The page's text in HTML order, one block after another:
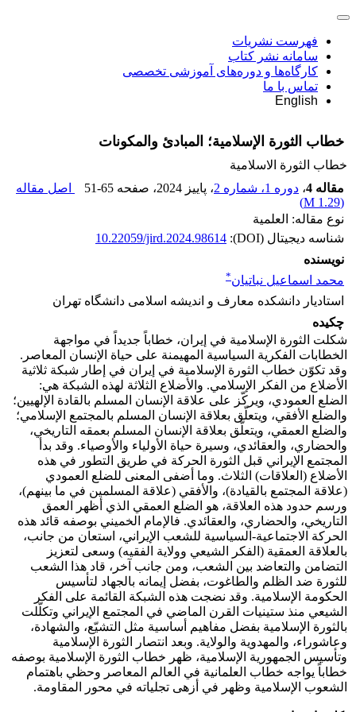
فهرست نشریات
سامانه نشر کتاب
کارگاه‌ها و دوره‌های آموزشی تخصصی
تماس با ما
English
خطاب الثورة الإسلامية؛ المبادئ والمكونات
خطاب الثورة الاسلامیة
مقاله 4
، دوره 1، شماره 2 ، پاییز 2024 ، صفحه 51-65
اصل مقاله
(
1.29 M
)
نوع مقاله: العلمية
شناسه دیجیتال (DOI):
10.22059/jird.2024.98614
نویسنده
محمد اسماعیل نباتیان*
استادیار دانشکده معارف و اندیشه اسلامی دانشگاه تهران
چکیده
شکلت الثورة الإسلامیة في إیران، خطاباً جدیداً في مواجهة
الخطابات الفکریة السیاسیة المهیمنة علی حیاة الإنسان المعاصر.
وقد تکوّن خطاب الثورة الإسلامیة في إیران في إطار شبکة ثلاثیة
الأضلاع من الفکر الإسلامي. والأضلاع الثلاثة لهذه الشبکة هي:
الضلع العمودي، ویرکّز علی علاقة الإنسان المسلم بالقادة الإلهیین؛
والضلع الأفقي، ویتعلّق بعلاقة الإنسان المسلم بالمجتمع الإسلامي؛
والضلع العمقي، ویتعلّق بعلاقة الإنسان المسلم بعمقه التاریخي،
والحضاري، والعقائدي، وسیرة حیاة الأولیاء والأوصیاء. وقد بدأ
المجتمع الإیراني قبل الثورة الحرکة في طریق التطور في هذه
الأضلاع (العلاقات) الثلاث. وما أضفی المعنی للضلع العمودي
(علاقة المجتمع بالقیادة)، والأفقي (علاقة المسلمین في ما بینهم)،
ورسم حدود هذه العلاقة، هو الضلع العمقي الذي أظهر العمق
التاریخي، والحضاري، والعقائدي. فالإمام الخمیني بوصفه قائد هذه
الحرکة الاجتماعیة-السیاسیة للشعب الإیراني، استعان من جانب،
بالعلاقة العمقیة (الفکر الشیعي وولایة الفقیه) وسعی لتعزیز
التضامن والتعاضد بین الشعب، ومن جانب آخر، قاد هذا الشعب
للثورة ضد الظلم والطاغوت، بفضل إیمانه بالجهاد لتأسیس
الحکومة الإسلامیة. وقد نضجت هذه الشبکة القائمة علی الفکر
الشیعي منذ ستینیات القرن الماضي في المجتمع الإیراني وتکلّلت
بالثورة الإسلامیة بفضل مفاهیم أساسیة مثل التشیّع، والشهادة،
وعاشوراء، والمهدویة والولایة. وبعد انتصار الثورة الإسلامیة
وتأسیس الجمهوریة الإسلامیة، ظهر خطاب الثورة الإسلامیة بوصفه
خطاباً یواجه خطاب العلمانیة في العالم المعاصر وحظي باهتمام
الشعوب الإسلامیة وظهر في أزهی تجلیاته في محور المقاومة.